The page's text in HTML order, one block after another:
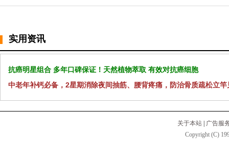
实用资讯
抗癌明星组合 多年口碑保证！天然植物萃取 有效对抗癌细胞
中老年补钙必备，2星期消除夜间抽筋、腰背疼痛，防治骨质疏松立竿
关于本站
广告服
Copyright (C)